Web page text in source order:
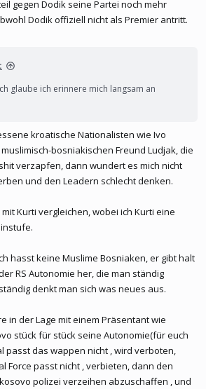
gegen Dodik seine Partei noch mehr
Dodik offiziell nicht als Premier antritt.
glaube ich erinnere mich langsam an
kroatische Nationalisten wie Ivo
bosniakischen Freund Ludjak, die
verzapfen, dann wundert es mich nicht
und den Leadern schlecht denken.
Kurti vergleichen, wobei ich Kurti eine
hasst keine Muslime Bosniaken, er gibt halt
RS Autonomie her, die man ständig
denkt man sich was neues aus.
in der Lage mit einem Präsentant wie
stück für stück seine Autonomie(für euch
passt das wappen nicht , wird verboten,
Force passt nicht , verbieten, dann den
polizei verzeihen abzuschaffen , und